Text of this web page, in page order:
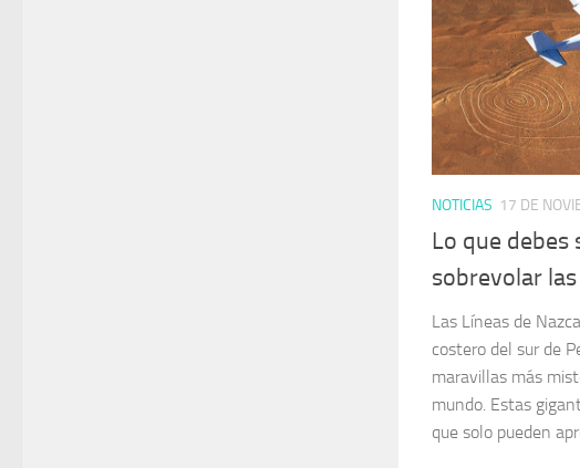
NOTICIAS 17 DE
Lo que debes
sobrevolar
Las Líneas de
costero del sur de
maravillas más
mundo. Estas
que solo pueden